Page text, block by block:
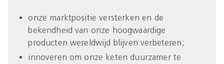
onze marktpositie versterken en de
bekendheid van onze hoogwaardige
producten wereldwijd blijven verbeteren;
innoveren om onze keten duurzamer te